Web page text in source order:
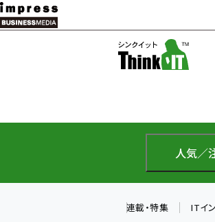
メ
イ
テ
に
人気／
連載・特集 ITイ